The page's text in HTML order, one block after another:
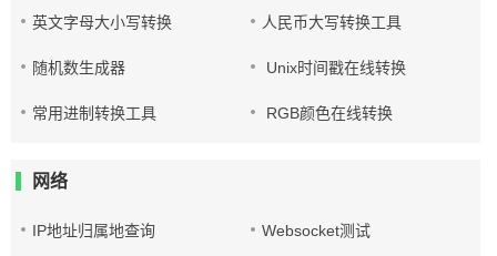
英文字母大小写转换 人民币大写转换工具
随机数生成器 Unix时间戳在线转换
常用进制转换工具 RGB颜色在线转换
网络
IP地址归属地查询 Websocket测试